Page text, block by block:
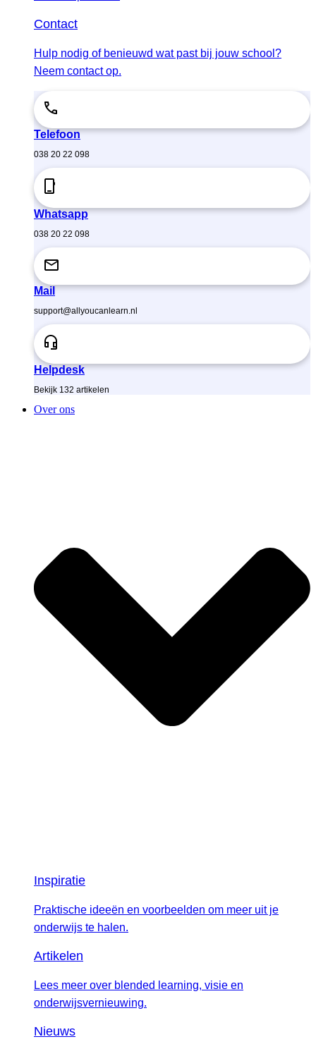
Contact
Hulp nodig of benieuwd wat past bij jouw school?
Neem contact op.
Telefoon
038 20 22 098
Whatsapp
038 20 22 098
Mail
support@allyoucanlearn.nl
Helpdesk
Bekijk 132 artikelen
Over ons
Inspiratie
Praktische ideeën en voorbeelden om meer uit je
onderwijs te halen.
Artikelen
Lees meer over blended learning, visie en
onderwijsvernieuwing.
Nieuws